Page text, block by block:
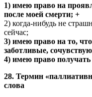
1) имею право на
после моей смерти; +
2) когда-нибудь не
сейчас;
3) имею право на то,
заботливые,
4) имею право
28. Термин
слова